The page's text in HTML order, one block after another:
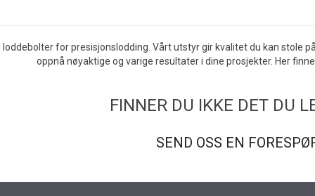
loddebolter for presisjonslodding. Vårt utstyr gir kvalitet du kan stole
oppnå nøyaktige og varige resultater i dine prosjekter. Her
FINNER DU IKKE DET DU
SEND OSS EN